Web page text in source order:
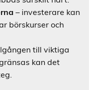
– investerare kan
börskurser och
till viktiga
kan det